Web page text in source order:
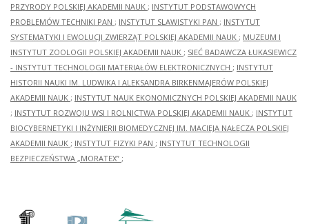
PRZYRODY POLSKIEJ AKADEMII NAUK ; INSTYTUT PODSTAWOWYCH
PROBLEMÓW TECHNIKI PAN ; INSTYTUT SLAWISTYKI PAN ; INSTYTUT
SYSTEMATYKI I EWOLUCJI ZWIERZĄT POLSKIEJ AKADEMII NAUK ; MUZEUM I
INSTYTUT ZOOLOGII POLSKIEJ AKADEMII NAUK ; SIEĆ BADAWCZA ŁUKASIEWICZ
- INSTYTUT TECHNOLOGII MATERIAŁÓW ELEKTRONICZNYCH ; INSTYTUT
HISTORII NAUKI IM. LUDWIKA I ALEKSANDRA BIRKENMAJERÓW POLSKIEJ
AKADEMII NAUK ; INSTYTUT NAUK EKONOMICZNYCH POLSKIEJ AKADEMII NAUK
; INSTYTUT ROZWOJU WSI I ROLNICTWA POLSKIEJ AKADEMII NAUK ; INSTYTUT
BIOCYBERNETYKI I INŻYNIERII BIOMEDYCZNEJ IM. MACIEJA NAŁĘCZA POLSKIEJ
AKADEMII NAUK ; INSTYTUT FIZYKI PAN ; INSTYTUT TECHNOLOGII
BEZPIECZEŃSTWA „MORATEX” ;